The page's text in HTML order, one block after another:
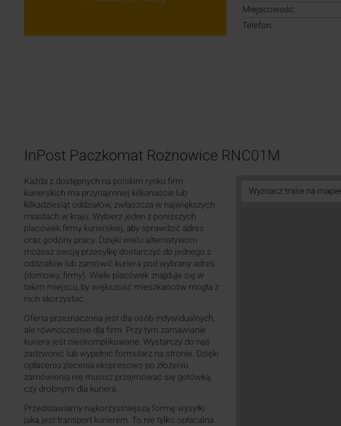
Miejscowość:
Telefon:
InPost Paczkomat Rożnowice RNC01M
Każda z dostępnych na polskim rynku firm
kurierskich ma przynajmniej kilkanaście lub
kilkadziesiąt oddziałów, zwłaszcza w największych
miastach w kraju. Wybierz jeden z poniższych
placówek firmy kurierskiej, aby sprawdzić adres
oraz godziny pracy. Dzięki wielu alternatywom
możesz swoją przesyłkę dostarczyć do jednego z
oddziałów lub zamówić kuriera pod wybrany adres
(domowy, firmy). Wiele placówek znajduje się w
takim miejscu, by większość mieszkańców mogła z
nich skorzystać.
Oferta przeznaczona jest dla osób indywidualnych,
ale równocześnie dla firm. Przy tym zamawianie
kuriera jest nieskomplikowane. Wystarczy do nas
zadzwonić lub wypełnić formularz na stronie. Dzięki
opłaceniu zlecenia ekspresowo po złożeniu
zamówienia nie musisz przejmować się gotówką,
czy drobnymi dla kuriera.
Przedstawiamy najkorzystniejszą formę wysyłki
jaką jest transport kurierem. To nie tylko opłacalna
Wyznacz trase na mapie